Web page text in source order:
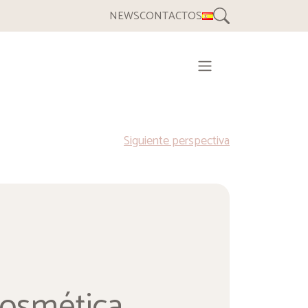
NEWSCONTACTOS BUSCAR
Siguiente perspectiva